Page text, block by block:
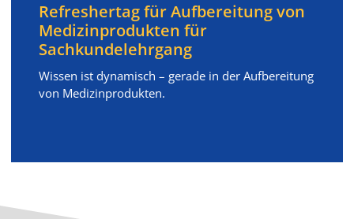
Refreshertag für Aufbereitung von
Medizinprodukten für
Sachkundelehrgang
Wissen ist dynamisch – gerade in der Aufbereitung
von Medizinprodukten.